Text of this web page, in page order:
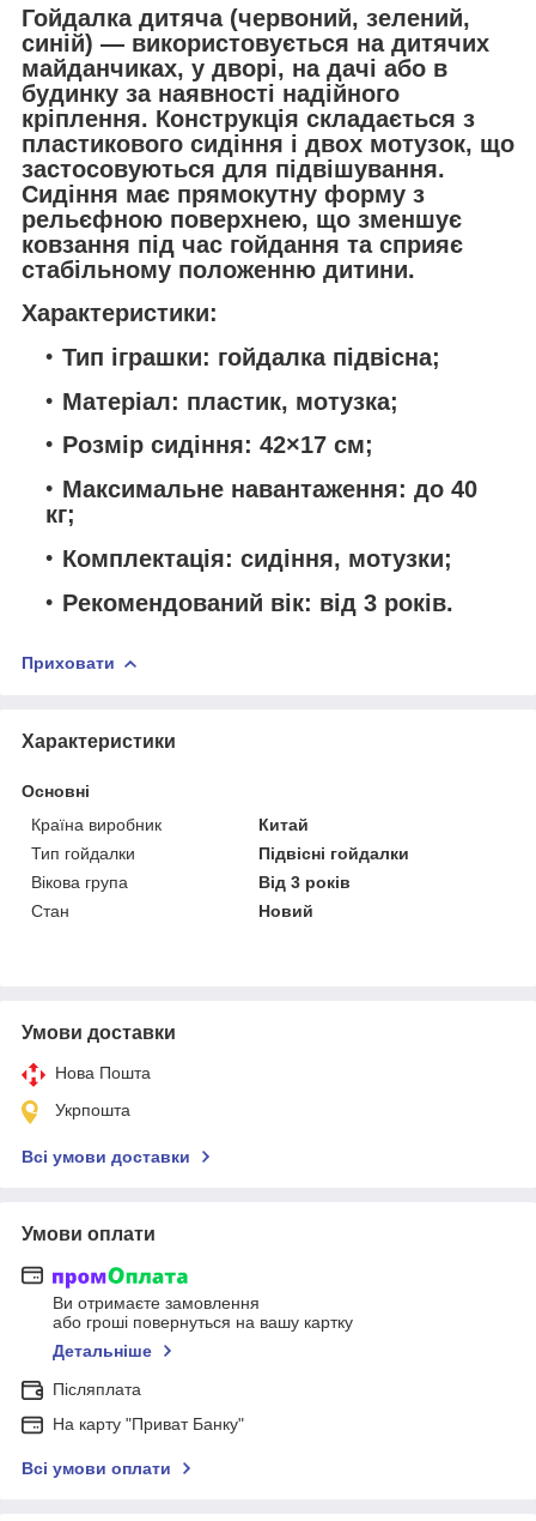
Гойдалка дитяча (червоний, зелений,
синій) — використовується на дитячих
майданчиках, у дворі, на дачі або в
будинку за наявності надійного
кріплення. Конструкція складається з
пластикового сидіння і двох мотузок, що
застосовуються для підвішування.
Сидіння має прямокутну форму з
рельєфною поверхнею, що зменшує
ковзання під час гойдання та сприяє
стабільному положенню дитини.
Характеристики:
Тип іграшки: гойдалка підвісна;
Матеріал: пластик, мотузка;
Розмір сидіння: 42×17 см;
Максимальне навантаження: до 40
кг;
Комплектація: сидіння, мотузки;
Рекомендований вік: від 3 років.
Приховати
Характеристики
Основні
Країна виробник
Китай
Тип гойдалки
Підвісні гойдалки
Вікова група
Від 3 років
Стан
Новий
Умови доставки
Нова Пошта
Укрпошта
Всі умови доставки
Умови оплати
Ви отримаєте замовлення
або гроші повернуться на вашу картку
Детальніше
Післяплата
На карту "Приват Банку"
Всі умови оплати